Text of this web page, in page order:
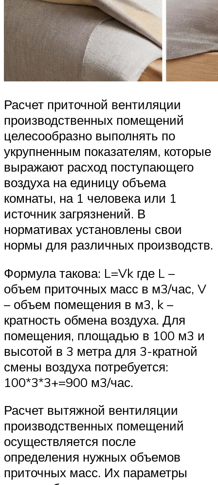
Расчет приточной вентиляции
производственных помещений
целесообразно выполнять по
укрупненным показателям, которые
выражают расход поступающего
воздуха на единицу объема
комнаты, на 1 человека или 1
источник загрязнений. В
нормативах установлены свои
нормы для различных производств.
Формула такова: L=Vk где L –
объем приточных масс в м3/час, V
– объем помещения в м3, k –
кратность обмена воздуха. Для
помещения, площадью в 100 м3 и
высотой в 3 метра для 3-кратной
смены воздуха потребуется:
100*3*3+=900 м3/час.
Расчет вытяжной вентиляции
производственных помещений
осуществляется после
определения нужных объемов
приточных масс. Их параметры